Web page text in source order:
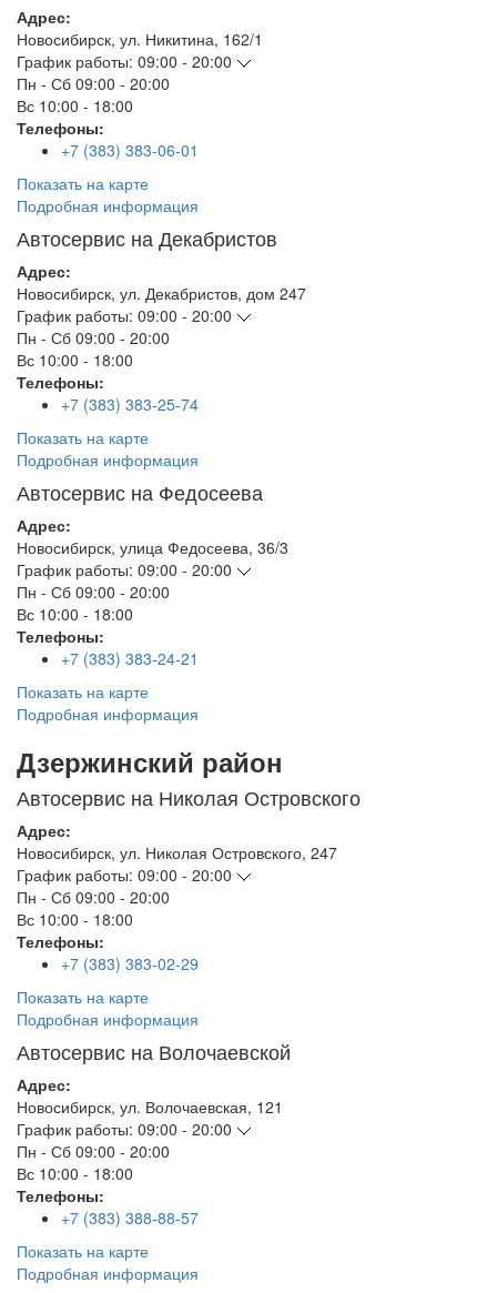
Адрес:
Новосибирск, ул. Никитина, 162/1
График работы: 09:00 - 20:00
Пн - Сб 09:00 - 20:00
Вс 10:00 - 18:00
Телефоны:
+7 (383) 383-06-01
Показать на карте
Подробная информация
Автосервис на Декабристов
Адрес:
Новосибирск, ул. Декабристов, дом 247
График работы: 09:00 - 20:00
Пн - Сб 09:00 - 20:00
Вс 10:00 - 18:00
Телефоны:
+7 (383) 383-25-74
Показать на карте
Подробная информация
Автосервис на Федосеева
Адрес:
Новосибирск, улица Федосеева, 36/3
График работы: 09:00 - 20:00
Пн - Сб 09:00 - 20:00
Вс 10:00 - 18:00
Телефоны:
+7 (383) 383-24-21
Показать на карте
Подробная информация
Дзержинский район
Автосервис на Николая Островского
Адрес:
Новосибирск, ул. Николая Островского, 247
График работы: 09:00 - 20:00
Пн - Сб 09:00 - 20:00
Вс 10:00 - 18:00
Телефоны:
+7 (383) 383-02-29
Показать на карте
Подробная информация
Автосервис на Волочаевской
Адрес:
Новосибирск, ул. Волочаевская, 121
График работы: 09:00 - 20:00
Пн - Сб 09:00 - 20:00
Вс 10:00 - 18:00
Телефоны:
+7 (383) 388-88-57
Показать на карте
Подробная информация